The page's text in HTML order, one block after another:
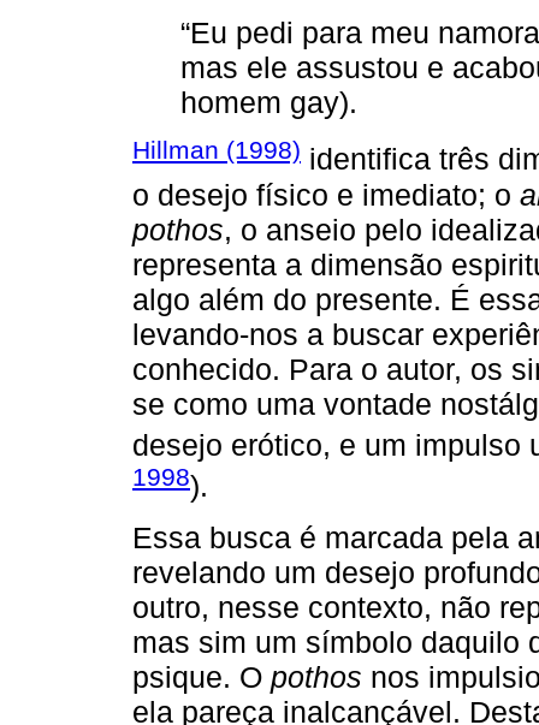
“Eu pedi para meu
mas ele assustou e
homem gay).
Hillman (1998) identifica três
o desejo físico e imediato; o
pothos, o anseio pelo
representa a dimensão
algo além do presente. É
levando-nos a buscar
conhecido. Para o autor, os
se como uma vontade
desejo erótico, e um impulso
1998).
Essa busca é marcada pela
revelando um desejo
outro, nesse contexto, não
mas sim um símbolo daquilo
psique. O pothos nos
ela pareça inalcançável.